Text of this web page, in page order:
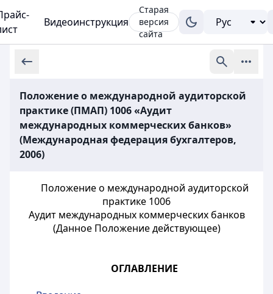
Видеоинструкция
Старая
версия
сайта
Положение о международной аудиторской
практике (ПМАП) 1006 «Аудит
международных коммерческих банков»
(Международная федерация бухгалтеров,
2006)
Положение о международной аудиторской
практике 1006
Аудит международных коммерческих банков
(Данное Положение действующее)
ОГЛАВЛЕНИЕ